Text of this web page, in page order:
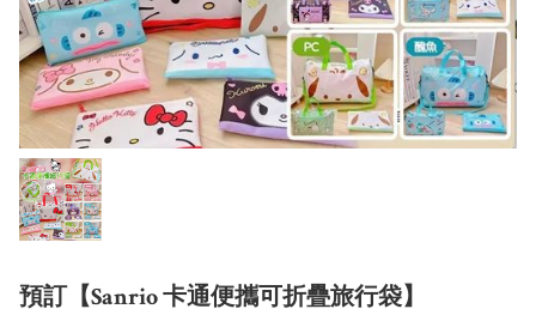
預訂【Sanrio 卡通便攜可折疊旅行袋】